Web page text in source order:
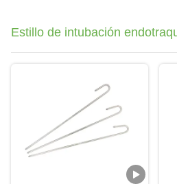
Estillo de intubación